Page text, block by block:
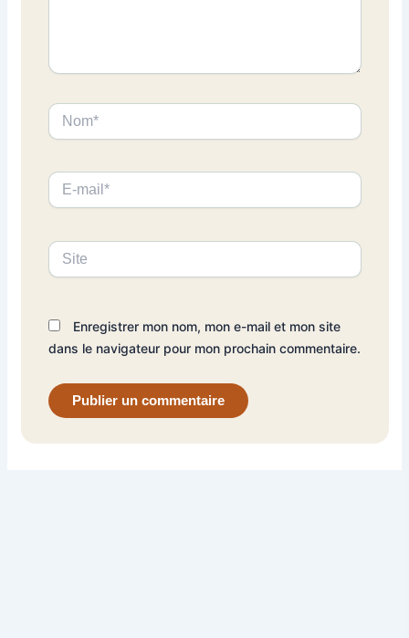
Nom*
E-
mail*
Site
Enregistrer mon nom, mon e-mail et mon site
dans le navigateur pour mon prochain commentaire.